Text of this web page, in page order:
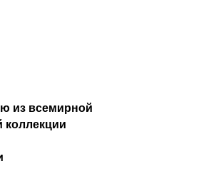
из всемирной
коллекции